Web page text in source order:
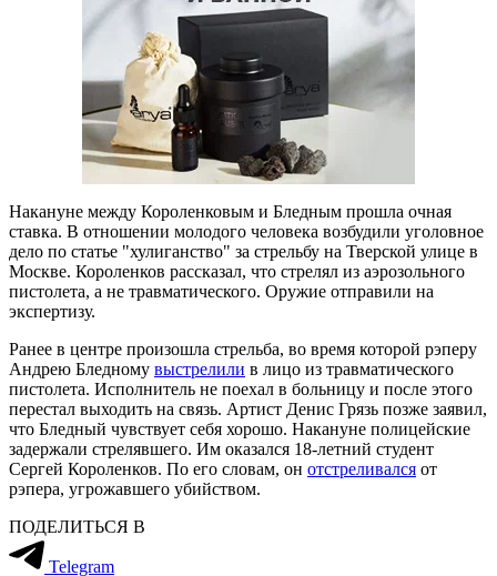
Накануне между Короленковым и Бледным прошла очная
ставка. В отношении молодого человека возбудили уголовное
дело по статье "хулиганство" за стрельбу на Тверской улице в
Москве. Короленков рассказал, что стрелял из аэрозольного
пистолета, а не травматического. Оружие отправили на
экспертизу.
Ранее в центре произошла стрельба, во время которой рэперу
Андрею Бледному выстрелили в лицо из травматического
пистолета. Исполнитель не поехал в больницу и после этого
перестал выходить на связь. Артист Денис Грязь позже заявил,
что Бледный чувствует себя хорошо. Накануне полицейские
задержали стрелявшего. Им оказался 18-летний студент
Сергей Короленков. По его словам, он отстреливался от
рэпера, угрожавшего убийством.
ПОДЕЛИТЬСЯ В
Telegram